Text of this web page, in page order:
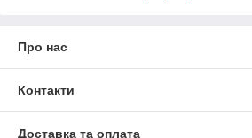
Про нас
Контакти
Доставка та оплата